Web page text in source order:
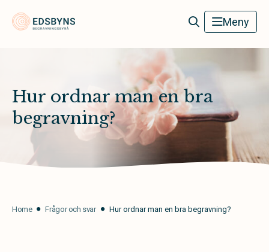
Edsbyns Begravningsbyrå Meny
Hur ordnar man en bra
begravning?
Home Frågor och svar Hur ordnar man en bra begravning?